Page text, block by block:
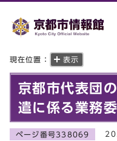
現在位置： 表示
京都市代表団
遣に係る業務
ページ番号338069